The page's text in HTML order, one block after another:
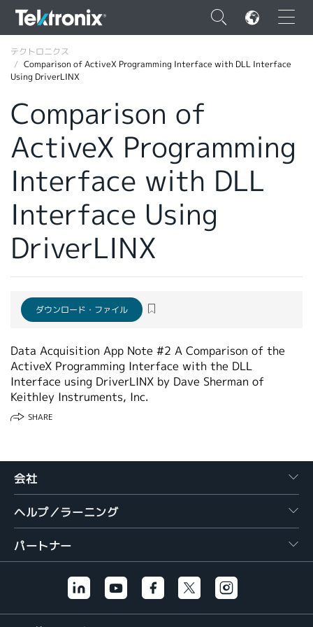
×
ENGLISH
DEUTSCH
VIỆT NAM
简体中文
韓国語
テクトロニクス
Comparison of ActiveX Programming Interface with DLL Interface
Using DriverLINX
Comparison of
ActiveX Programming
Interface with DLL
Interface Using
DriverLINX
ダウンロード・ファイル
Data Acquisition App Note #2 A Comparison of the
ActiveX Programming Interface with the DLL
Interface using DriverLINX by Dave Sherman of
Keithley Instruments, Inc.
SHARE
会社
ヘルプ／ラーニング
パートナー